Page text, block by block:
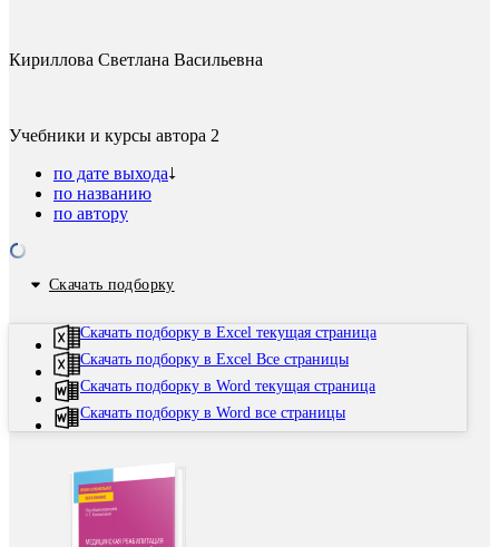
Кириллова Светлана Васильевна
Учебники и курсы автора 2
по дате выхода
по названию
по автору
Скачать подборку
Скачать подборку в Excel текущая страница
Скачать подборку в Excel Все страницы
Скачать подборку в Word текущая страница
Скачать подборку в Word все страницы